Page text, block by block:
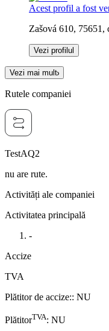
Acest profil a fost
Zašová 610, 75651,
Vezi profilul
Vezi mai mult
Rutele companiei
TestAQ2
nu are rute.
Activități ale companiei
Activitatea principală
-
Accize
TVA
Plătitor de accize:: NU
PlătitorTVA: NU